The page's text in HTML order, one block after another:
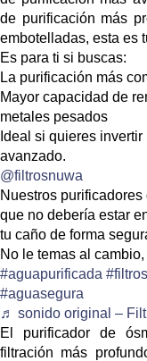
de purificación más
embotelladas, esta es
Es para ti si buscas:
La purificación más
Mayor capacidad de
metales pesados
Ideal si quieres
avanzado.
@filtrosnuwa
Nuestros
que no debería estar
tu caño de forma
No le temas al
#aguapurificada
#aguasegura
♬ sonido original –
El purificador de
filtración más